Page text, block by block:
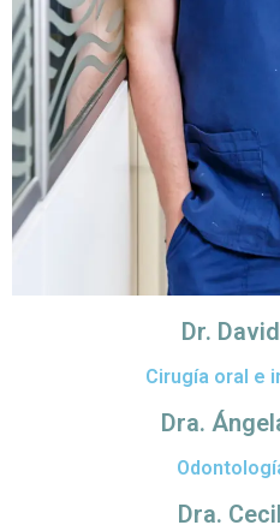
Dr.
Cirugía oral e
Dra.
Dra.